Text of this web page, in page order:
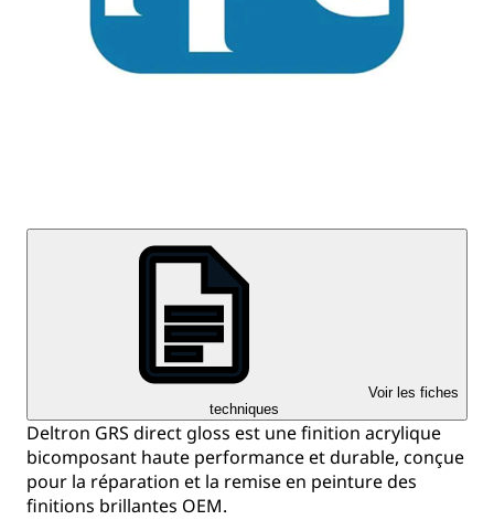
Voir les fiches
techniques
Deltron GRS direct gloss est une finition acrylique
bicomposant haute performance et durable, conçue
pour la réparation et la remise en peinture des
finitions brillantes OEM.